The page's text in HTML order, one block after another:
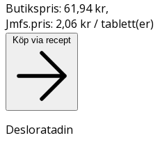
Butikspris: 61,94 kr,
Jmfs.pris: 2,06 kr / tablett(er)
Köp via recept
Desloratadin